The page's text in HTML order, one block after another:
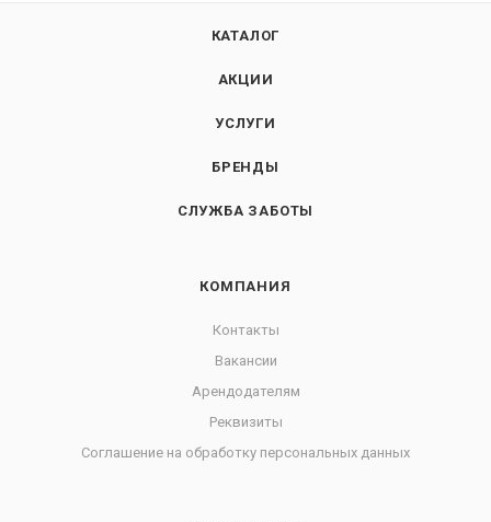
КАТАЛОГ
АКЦИИ
УСЛУГИ
БРЕНДЫ
СЛУЖБА ЗАБОТЫ
КОМПАНИЯ
Контакты
Вакансии
Арендодателям
Реквизиты
Соглашение на обработку персональных данных